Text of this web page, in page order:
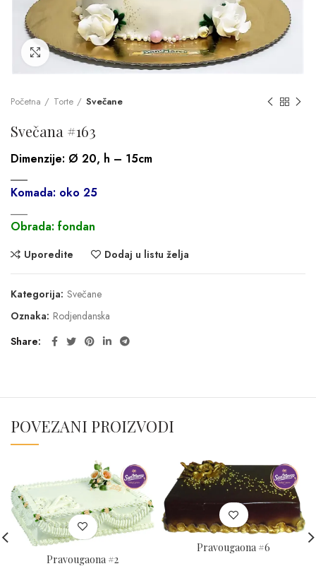
Click to enlarge
Početna Torte Svečane
Svečana #163
Dimenzije: Ø 20, h – 15cm
___
Komada: oko 25
Obrada: fondan
Uporedite Dodaj u listu želja
Kategorija: Svečane
Oznaka: Rodjendanska
Share
POVEZANI PROIZVODI
Pravougaona #2
Pravougaona #6